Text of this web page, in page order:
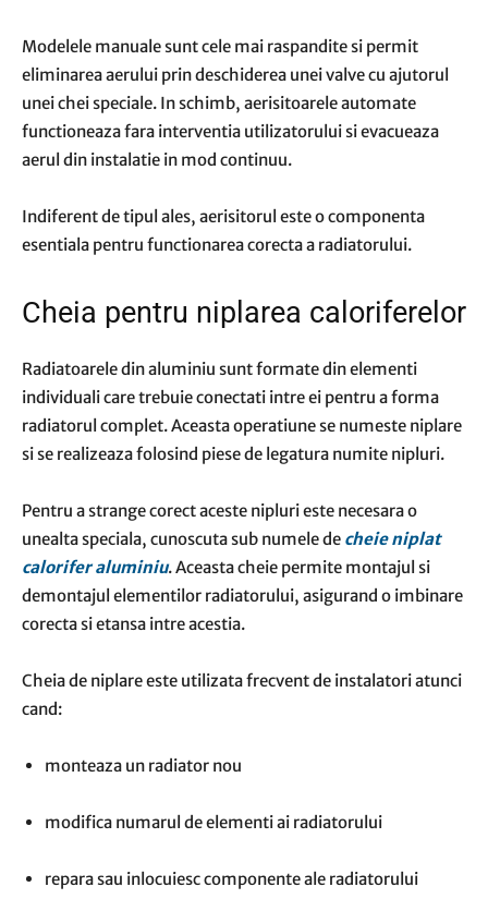
Modelele manuale sunt cele mai raspandite si permit
eliminarea aerului prin deschiderea unei valve cu ajutorul
unei chei speciale. In schimb, aerisitoarele automate
functioneaza fara interventia utilizatorului si evacueaza
aerul din instalatie in mod continuu.
Indiferent de tipul ales, aerisitorul este o componenta
esentiala pentru functionarea corecta a radiatorului.
Cheia pentru niplarea caloriferelor
Radiatoarele din aluminiu sunt formate din elementi
individuali care trebuie conectati intre ei pentru a forma
radiatorul complet. Aceasta operatiune se numeste niplare
si se realizeaza folosind piese de legatura numite nipluri.
Pentru a strange corect aceste nipluri este necesara o
unealta speciala, cunoscuta sub numele de cheie niplat
calorifer aluminiu. Aceasta cheie permite montajul si
demontajul elementilor radiatorului, asigurand o imbinare
corecta si etansa intre acestia.
Cheia de niplare este utilizata frecvent de instalatori atunci
cand:
monteaza un radiator nou
modifica numarul de elementi ai radiatorului
repara sau inlocuiesc componente ale radiatorului